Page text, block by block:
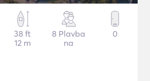
38 ft
12 m
8 Plavba
na
0